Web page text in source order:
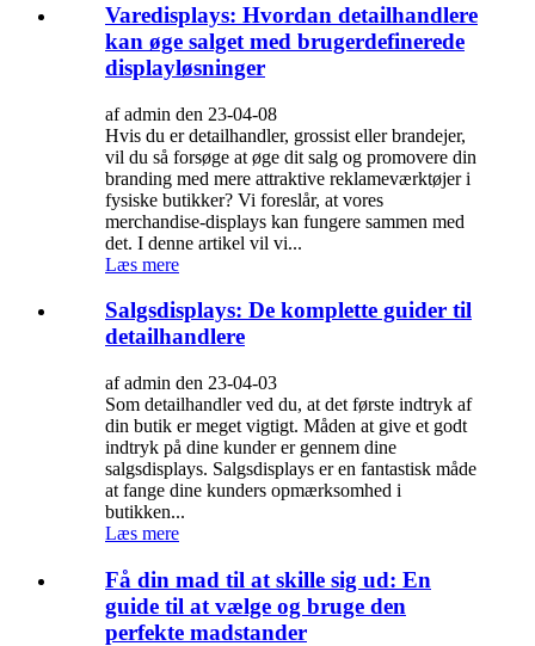
Varedisplays: Hvordan detailhandlere
kan øge salget med brugerdefinerede
displayløsninger
af admin den 23-04-08
Hvis du er detailhandler, grossist eller brandejer,
vil du så forsøge at øge dit salg og promovere din
branding med mere attraktive reklameværktøjer i
fysiske butikker? Vi foreslår, at vores
merchandise-displays kan fungere sammen med
det. I denne artikel vil vi...
Læs mere
Salgsdisplays: De komplette guider til
detailhandlere
af admin den 23-04-03
Som detailhandler ved du, at det første indtryk af
din butik er meget vigtigt. Måden at give et godt
indtryk på dine kunder er gennem dine
salgsdisplays. Salgsdisplays er en fantastisk måde
at fange dine kunders opmærksomhed i
butikken...
Læs mere
Få din mad til at skille sig ud: En
guide til at vælge og bruge den
perfekte madstander